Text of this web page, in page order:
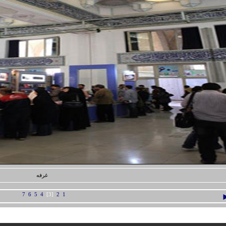
غرفه
1
2
[3]
4
5
6
7